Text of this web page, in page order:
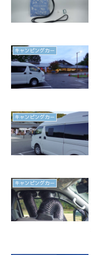
キャンピングカー
キャンピングカー
キャンピングカー